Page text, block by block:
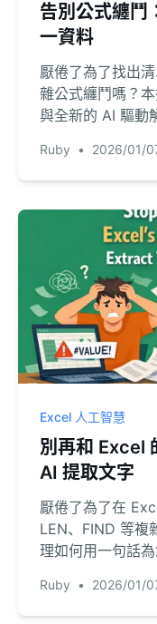
告別公式纏鬥
一資料
厭倦了為了找出
雜公式纏鬥嗎？
與全新的 AI 驅動
Ruby • 2026/01/
Excel 人工智慧
別再和 Excel
AI 提取文字
厭倦了為了在
LEN、FIND 等複
理如何用一句話
Ruby • 2026/01/